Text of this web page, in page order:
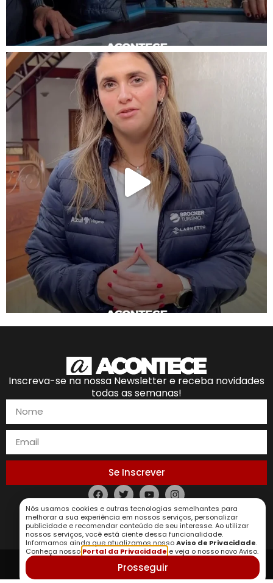
Inscreva-se na nossa Newsletter e receba novidades
todas as semanas!
Se Inscrever
Política de Privacidade
Nós usamos cookies e outras tecnologias semelhantes para
melhorar a sua experiência em nossos serviços, personalizar
publicidade e recomendar conteúdo de seu interesse. Ao utilizar
nossos serviços, você está ciente dessa funcionalidade.
Informamos ainda que atualizamos nossoAviso de Privacidade.
Conheça nosso Portal da Privacidade e veja o nosso novo Aviso.
Prosseguir